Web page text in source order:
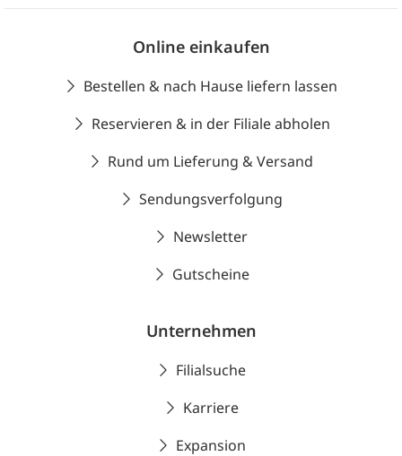
Online einkaufen
Bestellen & nach Hause liefern lassen
Reservieren & in der Filiale abholen
Rund um Lieferung & Versand
Sendungsverfolgung
Newsletter
Gutscheine
Unternehmen
Filialsuche
Karriere
Expansion